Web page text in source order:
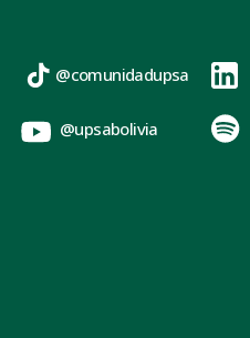
@comunidadupsa
@upsabolivia